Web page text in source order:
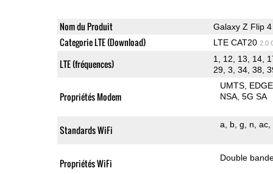
Nom du Produit Galaxy Z Flip 4
Categorie LTE (Download) LTE CAT20 2.0
LTE (fréquences)
1, 12, 13, 14,
29, 3, 34, 38,
Propriétés Modem
UMTS EDGE
NSA 5G SA
Standards WiFi a b g n ac
Propriétés WiFi Double